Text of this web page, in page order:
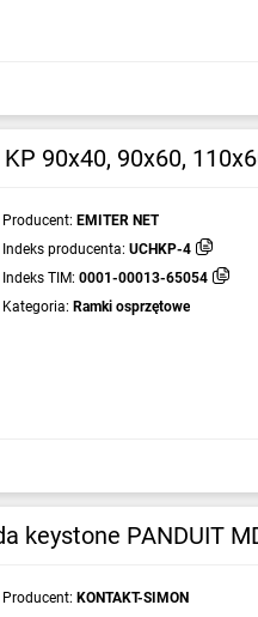
90x40, 90x60,
Producent: EMITER NET
Indeks producenta: UCHKP-4
Indeks TIM: 0001-00013-65054
Kategoria: Ramki osprzętowe
keystone PANDUIT
Producent: KONTAKT-SIMON